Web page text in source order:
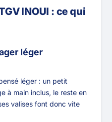
INOUI : ce qui
léger
léger : un petit
à main inclus, le reste en
valises font donc vite